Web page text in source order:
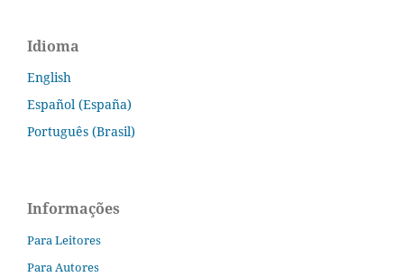
Idioma
English
Español (España)
Português (Brasil)
Informações
Para Leitores
Para Autores